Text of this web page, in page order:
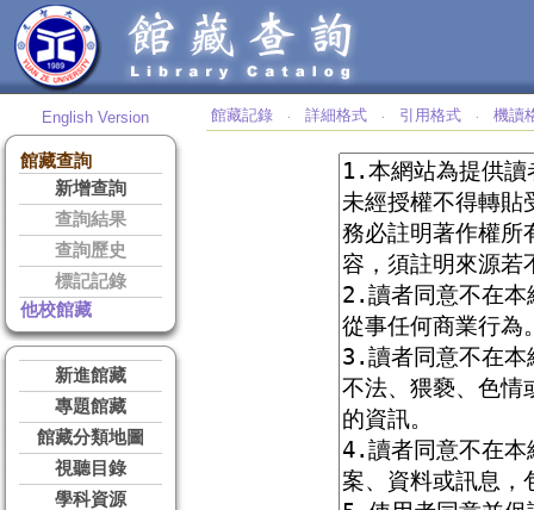
English Version
館藏查詢
新增查詢
查詢結果
查詢歷史
標記記錄
他校館藏
新進館藏
專題館藏
館藏分類地圖
視聽目錄
學科資源
館藏記錄 ‧ 詳細格式 ‧ 引用格式 ‧ 機讀